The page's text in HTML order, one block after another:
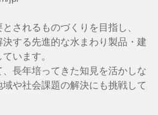
されるものづくりを目指し、
する先進的な水まわり製品・建
います。
長年培ってきた知見を活かしな
や社会課題の解決にも挑戦して